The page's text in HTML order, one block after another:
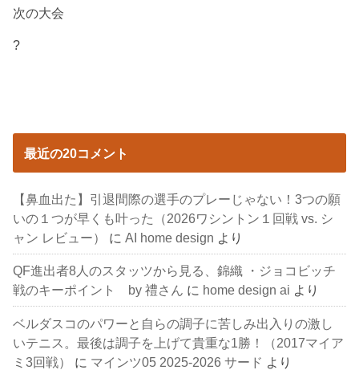
次の大会
?
最近の20コメント
【鼻血出た】引退間際の選手のプレーじゃない！3つの願
いの１つが早くも叶った（2026ワシントン１回戦 vs. シ
ャン レビュー）
にAI home design より
QF進出者8人のスタッツから見る、錦織 ・ジョコビッチ
戦のキーポイント by 禮さん に home design ai より
ベルダスコのパワーと自らの調子に苦しみ出入りの激し
いテニス。最後は調子を上げて貴重な1勝！（2017マイア
ミ3回戦）
に マインツ05 2025-2026 サード より